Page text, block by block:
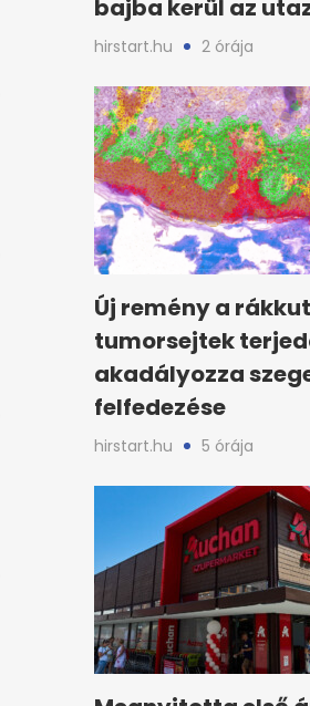
bajba kerül az
hirstart.hu 2 órája
Új remény a
tumorsejtek
akadályozza
felfedezése
hirstart.hu 5 órája